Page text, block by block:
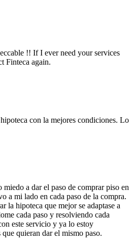
!! If I ever need your services
Finteca again.
con la mejores condiciones. Lo
a dar el paso de comprar piso en
a mi lado en cada paso de la compra.
la hipoteca que mejor se adaptase a
cada paso y resolviendo cada
este servicio y ya lo estoy
quieran dar el mismo paso.